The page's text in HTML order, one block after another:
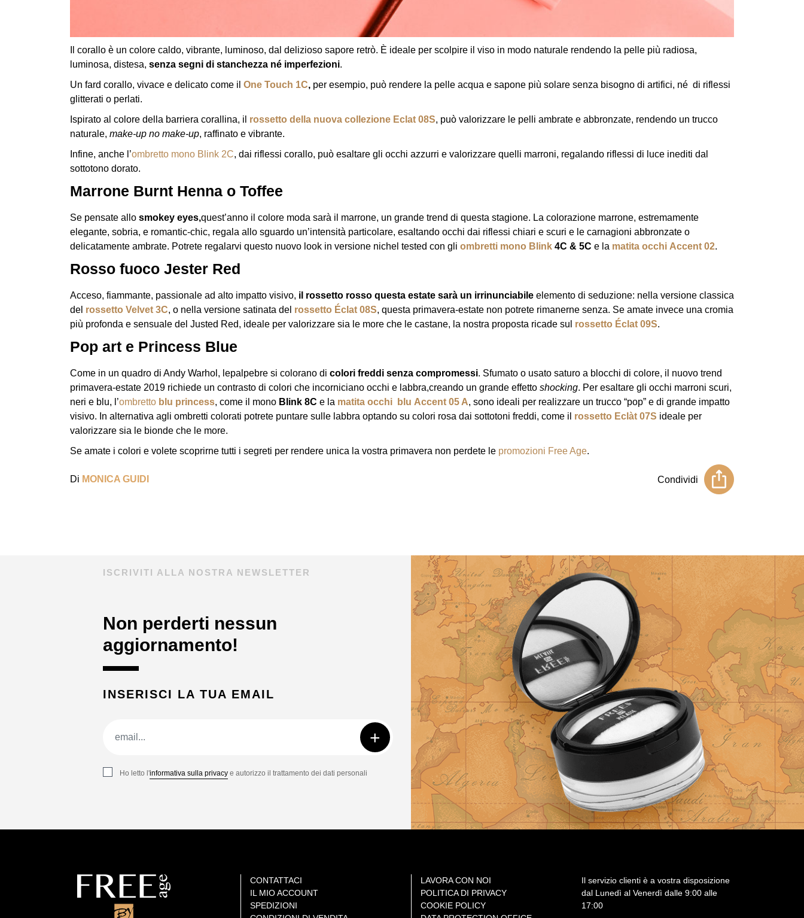
Il corallo è un colore caldo, vibrante, luminoso, dal delizioso sapore retrò. È ideale per scolpire il viso in modo naturale rendendo la pelle più radiosa,
luminosa, distesa, senza segni di stanchezza né imperfezioni.
Un fard corallo, vivace e delicato come il One Touch 1C, per esempio, può rendere la pelle acqua e sapone più solare senza bisogno di artifici, né di riflessi
glitterati o perlati.
Ispirato al colore della barriera corallina, il rossetto della nuova collezione Eclat 08S, può valorizzare le pelli ambrate e abbronzate, rendendo un trucco
naturale, make-up no make-up, raffinato e vibrante.
Infine, anche l’ombretto mono Blink 2C, dai riflessi corallo, può esaltare gli occhi azzurri e valorizzare quelli marroni, regalando riflessi di luce inediti dal
sottotono dorato.
Marrone Burnt Henna o Toffee
Se pensate allo smokey eyes,quest’anno il colore moda sarà il marrone, un grande trend di questa stagione. La colorazione marrone, estremamente
elegante, sobria, e romantic-chic, regala allo sguardo un’intensità particolare, esaltando occhi dai riflessi chiari e scuri e le carnagioni abbronzate o
delicatamente ambrate. Potrete regalarvi questo nuovo look in versione nichel tested con gli ombretti mono Blink 4C & 5C e la matita occhi Accent 02.
Rosso fuoco Jester Red
Acceso, fiammante, passionale ad alto impatto visivo, il rossetto rosso questa estate sarà un irrinunciabile elemento di seduzione: nella versione classica
del rossetto Velvet 3C, o nella versione satinata del rossetto Éclat 08S, questa primavera-estate non potrete rimanerne senza. Se amate invece una cromia
più profonda e sensuale del Justed Red, ideale per valorizzare sia le more che le castane, la nostra proposta ricade sul rossetto Éclat 09S.
Pop art e Princess Blue
Come in un quadro di Andy Warhol, lepalpebre si colorano di colori freddi senza compromessi. Sfumato o usato saturo a blocchi di colore, il nuovo trend
primavera-estate 2019 richiede un contrasto di colori che incorniciano occhi e labbra,creando un grande effetto shocking. Per esaltare gli occhi marroni scuri,
neri e blu, l’ombretto blu princess, come il mono Blink 8C e la matita occhi blu Accent 05 A, sono ideali per realizzare un trucco “pop” e di grande impatto
visivo. In alternativa agli ombretti colorati potrete puntare sulle labbra optando su colori rosa dai sottotoni freddi, come il rossetto Eclàt 07S ideale per
valorizzare sia le bionde che le more.
Se amate i colori e volete scoprirne tutti i segreti per rendere unica la vostra primavera non perdete le promozioni Free Age.
Di MONICA GUIDI Condividi
ISCRIVITI ALLA NOSTRA NEWSLETTER
Non perderti nessun
aggiornamento!
INSERISCI LA TUA EMAIL
+
Ho letto l'informativa sulla privacye autorizzo il trattamento dei dati personali
CONTATTACI
IL MIO ACCOUNT
SPEDIZIONI
LAVORA CON NOI
POLITICA DI PRIVACY
COOKIE POLICY
Il servizio clienti è a vostra disposizione
dal Lunedì al Venerdì dalle 9:00 alle
17:00